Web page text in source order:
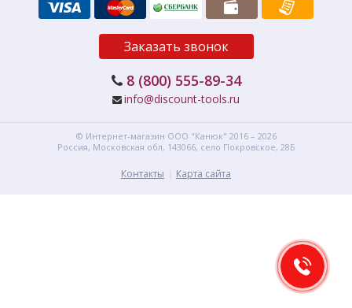
Заказать звонок
8 (800) 555-89-34
info@discount-tools.ru
© Интернет-магазин ООО "Канюк" 2016 – 2026
Россия, Московская обл, 143066, село Покровское, 28Б
Контакты Карта сайта